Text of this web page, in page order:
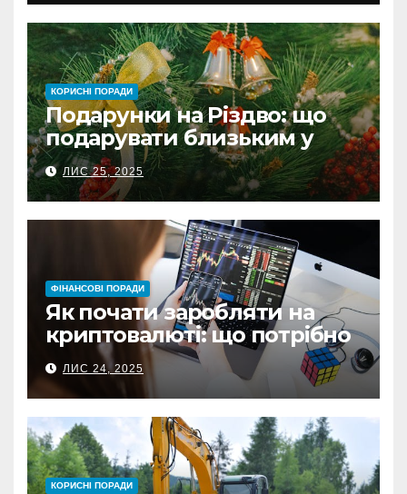
КОРИСНІ ПОРАДИ
Подарунки на Різдво: що
подарувати близьким у
Польщі
ЛИС 25, 2025
ФІНАНСОВІ ПОРАДИ
Як почати заробляти на
криптовалюті: що потрібно
знати перед першою
інвестицією
ЛИС 24, 2025
КОРИСНІ ПОРАДИ